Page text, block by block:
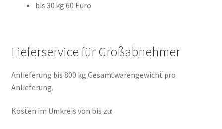
bis 30 kg 60 Euro
Lieferservice für Großabnehmer
Anlieferung bis 800 kg Gesamtwarengewicht pro
Anlieferung.
Kosten im Umkreis von bis zu: